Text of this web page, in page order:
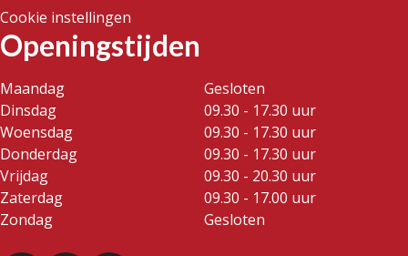
Cookie instellingen
Openingstijden
Maandag
Gesloten
Dinsdag
09.30 - 17.30 uur
Woensdag
09.30 - 17.30 uur
Donderdag
09.30 - 17.30 uur
Vrijdag
09.30 - 20.30 uur
Zaterdag
09.30 - 17.00 uur
Zondag
Gesloten